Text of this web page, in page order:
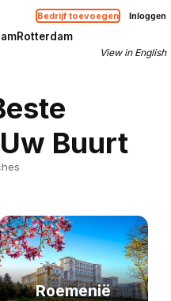
Bedrijf toevoegen Inloggen
Rotterdam
View in English
Buurt
Roemenië